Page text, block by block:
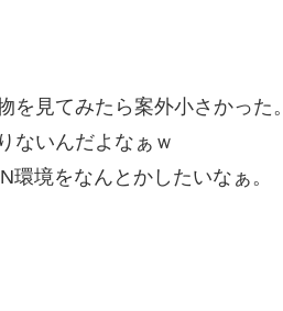
見てみたら案外小さかった。
ないんだよなぁｗ
境をなんとかしたいなぁ。